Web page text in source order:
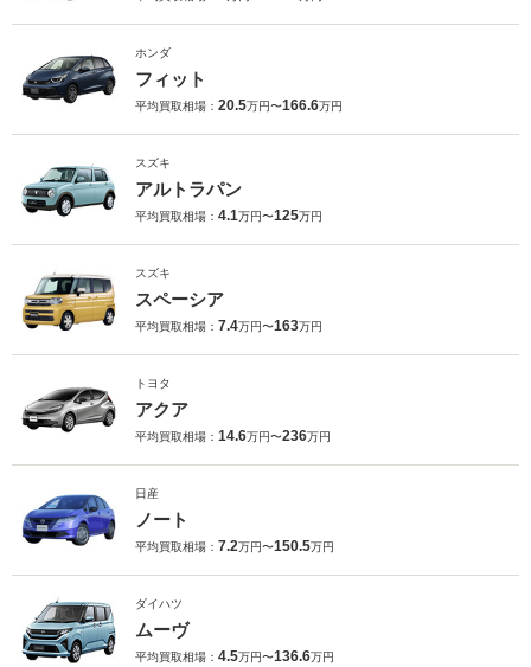
ホンダ
フィット
平均買取相場： 20.5万円〜166.6万円
スズキ
アルトラパン
平均買取相場： 4.1万円〜125万円
スズキ
スペーシア
平均買取相場： 7.4万円〜163万円
トヨタ
アクア
平均買取相場： 14.6万円〜236万円
日産
ノート
平均買取相場： 7.2万円〜150.5万円
ダイハツ
ムーヴ
平均買取相場： 4.5万円〜136.6万円